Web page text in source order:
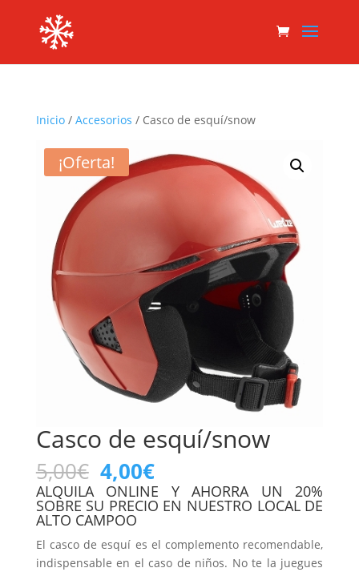
Inicio/ Accesorios / Casco de esquí/snow
¡Oferta!
Casco de esquí/snow
5,00€ El
precio
original
era:
5,00€.
4,00€El
precio
actual
4,00€.
ALQUILA ONLINE Y AHORRA UN 20%
SOBRE SU PRECIO EN NUESTRO LOCAL DE
ALTO CAMPOO
El casco de esquí es el complemento recomendable,
indispensable en el caso de niños. No te la juegues